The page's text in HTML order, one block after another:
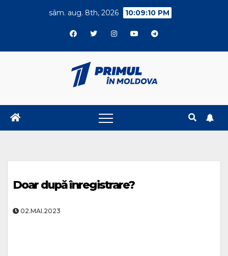
sâm. aug. 8th, 2026 10:09:11 PM
Doar după înregistrare?
02.MAI.2023